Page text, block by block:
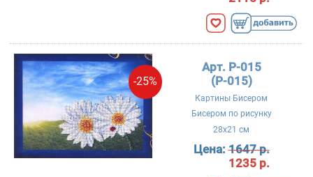
-25%
Арт. P-015
(Р-015)
Картины Бисером
Бисером по рисунку
28x21 см
Цена:1647 р.
1235 р.